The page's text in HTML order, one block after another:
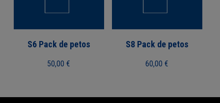
S6 Pack de petos
50,00€
S8 Pack de petos
60,00€